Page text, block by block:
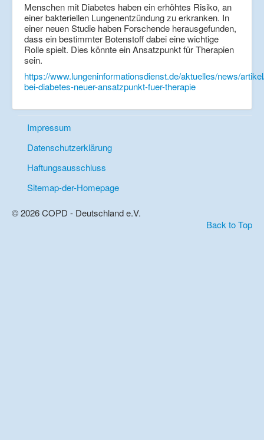
Menschen mit Diabetes haben ein erhöhtes Risiko, an
einer bakteriellen Lungenentzündung zu erkranken. In
einer neuen Studie haben Forschende herausgefunden,
dass ein bestimmter Botenstoff dabei eine wichtige
Rolle spielt. Dies könnte ein Ansatzpunkt für Therapien
sein.
https://www.lungeninformationsdienst.de/aktuelles/news/
bei-diabetes-neuer-ansatzpunkt-fuer-therapie
Impressum
Datenschutzerklärung
Haftungsausschluss
Sitemap-der-Homepage
Back to Top
© 2026 COPD - Deutschland e.V.